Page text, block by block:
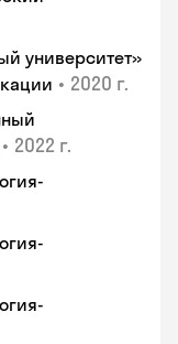
университет»
• 2020 г.
• 2022 г.